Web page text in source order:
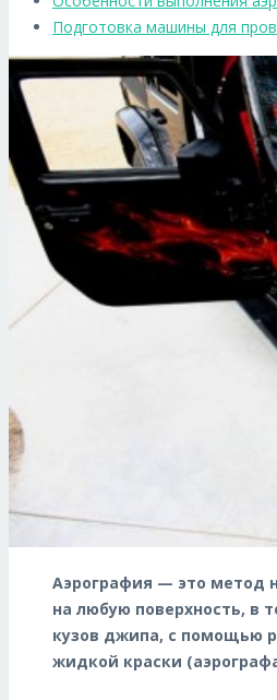
Подготовка машины для
Аэрография — это метод
на любую поверхность, в
кузов джипа, с помощью
жидкой краски